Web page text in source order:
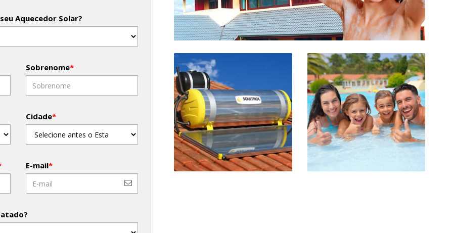
Aquecedor Solar?
Sobrenome*
Cidade*
E-mail*